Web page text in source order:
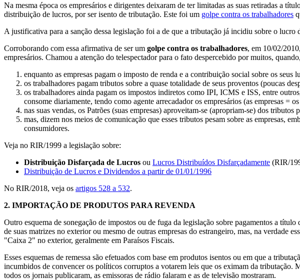
Na mesma época os empresários e dirigentes deixaram de ter limitadas as suas retiradas a
distribuição de lucros, por ser isento de tributação. Este foi um golpe contra os trabalhadores
A justificativa para a sanção dessa legislação foi a de que a tributação já incidiu sobre o
Corroborando com essa afirmativa de ser um golpe contra os trabalhadores, em 10/02/
empresários. Chamou a atenção do telespectador para o fato despercebido por muitos,
enquanto as empresas pagam o imposto de renda e a contribuição social sobre os
os trabalhadores pagam tributos sobre a quase totalidade de seus proventos (poucas
os trabalhadores ainda pagam os impostos indiretos como IPI, ICMS e ISS, entre
consome diariamente, tendo como agente arrecadador os empresários (as empresas =
nas suas vendas, os Patrões (suas empresas) aproveitam-se (apropriam-se) dos tributos
mas, dizem nos meios de comunicação que esses tributos pesam sobre as empresas,
consumidores.
Veja no RIR/1999 a legislação sobre:
Distribuição Disfarçada de Lucros ou Lucros Distribuídos Disfarçadamente (RIR/
Distribuição de Lucros e Dividendos a partir de 01/01/1996
No RIR/2018, veja os artigos 528 a 532.
2. IMPORTAÇÃO DE PRODUTOS PARA REVENDA
Outro esquema de sonegação de impostos ou de fuga da legislação sobre pagamentos a
de suas matrizes no exterior ou mesmo de outras empresas do estrangeiro, mas, na verdade
"Caixa 2" no exterior, geralmente em Paraísos Fiscais.
Esses esquemas de remessa são efetuados com base em produtos isentos ou em que a
incumbidos de convencer os políticos corruptos a votarem leis que os eximam da tributação.
todos os jornais publicaram, as emissoras de rádio falaram e as de televisão mostraram.